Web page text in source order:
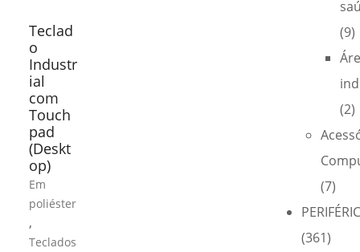
Teclad
o
Industr
ial
com
Touch
pad
(Deskt
op)
Em
poliéster
,
Teclados
(9)
(2)
(7)
(361)